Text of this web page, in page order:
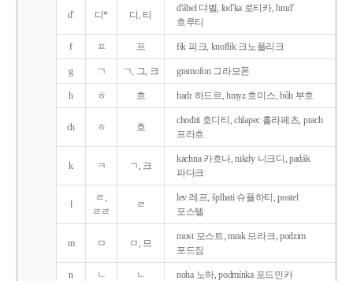
d' 디* 디, 티
d'ábel 댜벨, lod'ka 로티카, hrud'
흐루티
f ㅍ 프 fík 피크, knoflík 크노플리크
g ㄱ ㄱ, 그, 크 gramofon 그라모폰
h ㅎ 흐 hadr 하드르, hmyz 흐미스, bůh 부흐
ch ㅎ 흐
choditi 호디티, chlapec 흘라페츠, prach
프라흐
k ㅋ ㄱ, 크
kachna 카흐나, nikdy 니크디, padák
파다크
l
ㄹ,
ㄹㄹ
ㄹ
lev 레프, šplhati 슈플하티, postel
포스텔
m ㅁ ㅁ, 므
most 모스트, mrak 므라크, podzim
포드짐
n ㄴ ㄴ noha 노하, podmínka 포드민카